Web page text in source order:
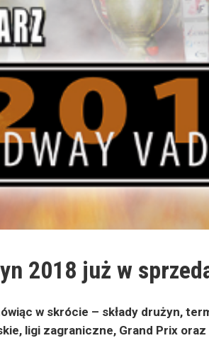
2018 już w
w skrócie – składy drużyn,
ligi zagraniczne, Grand Prix